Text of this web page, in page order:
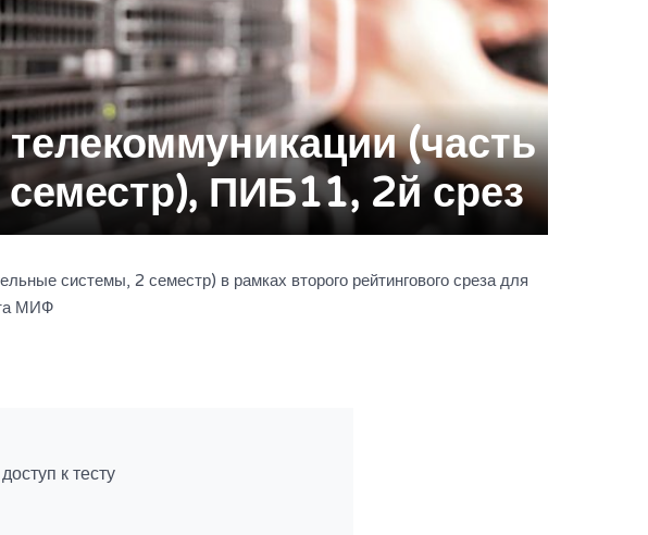
(часть
ПИБ11, 2й срез
системы, 2 семестр) в рамках второго рейтингового среза для
МИФ
к тесту